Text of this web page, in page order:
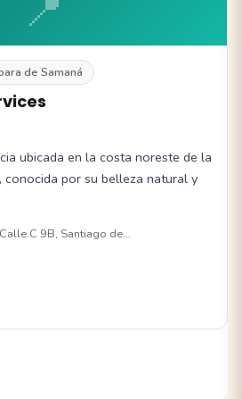
de Samaná
ubicada en la costa noreste de la
conocida por su belleza natural y
C 9B, Santiago de…